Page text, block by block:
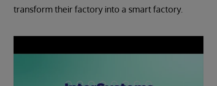
transform their factory into a smart factory.